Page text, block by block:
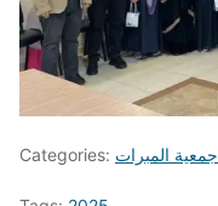
Categories: جمعية المبرات